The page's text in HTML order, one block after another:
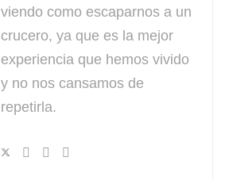
viendo como escaparnos a un
crucero, ya que es la mejor
experiencia que hemos vivido
y no nos cansamos de
repetirla.